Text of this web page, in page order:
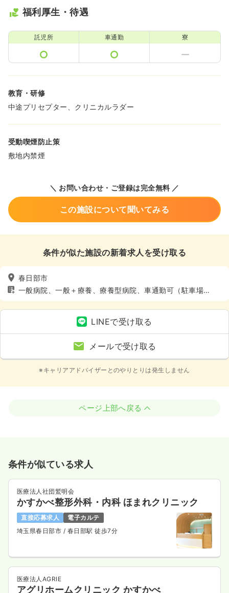
福利厚生・待遇
託児所 車通勤 寮
教育・研修
中途プリセプター、クリニカルラダー
受動喫煙防止策
敷地内禁煙
＼ お問い合わせ・ご登録は完全無料 ／
この施設について聞いてみる
条件が似た施設の新着求人を受け取る
春日部市
一般病院、一般＋療養、療養型病院、車通勤可（駐車場
有）、託児所あり
LINEで受け取る
メールで受け取る
※キャリアアドバイザーとのやりとりは発生しません
ページ上部へ戻る
条件が似ている求人
医療法人社団鷲明会
かすかべ整形外科・内科 ほまれクリニック
直接応募求人
電子カルテ
埼玉県春日部市 / 春日部駅 徒歩7分
医療法人AGRIE
アグリホームクリニック かすかべ